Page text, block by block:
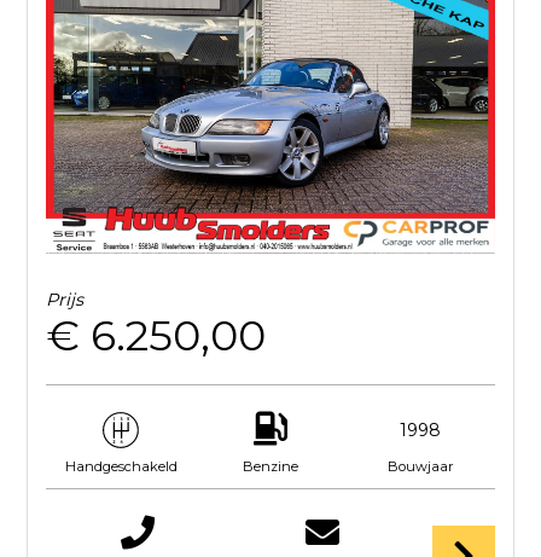
Prijs
€ 6.250,00
Handgeschakeld Benzine
1998
Bouwjaar